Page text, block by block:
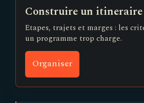
Construire un
Etapes, trajets et marges : les
un programme trop charge.
Organiser